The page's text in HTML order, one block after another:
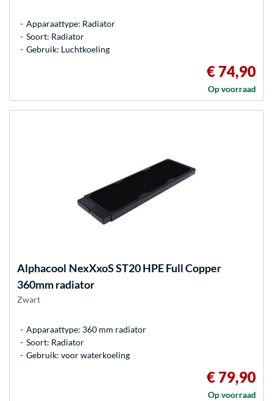
Apparaattype: Radiator
Soort: Radiator
Gebruik: Luchtkoeling
€ 74,90
Op voorraad
Alphacool NexXxoS ST20 HPE Full Copper
360mm radiator
Zwart
Apparaattype: 360 mm radiator
Soort: Radiator
Gebruik: voor waterkoeling
€ 79,90
Op voorraad